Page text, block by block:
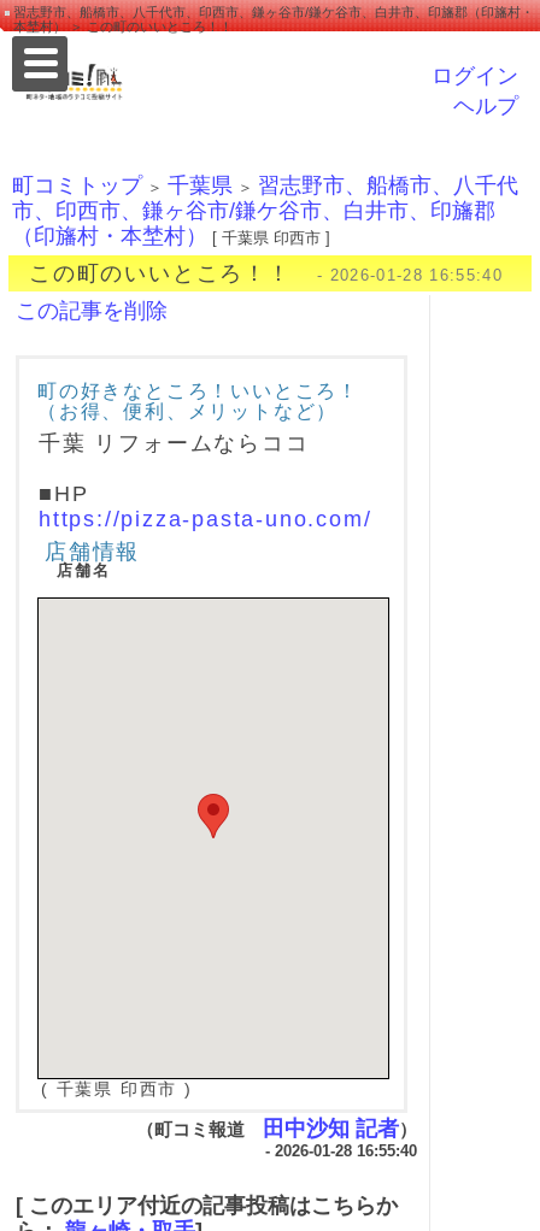
習志野市、船橋市、八千代市、印西市、鎌ヶ谷市/鎌ケ谷市、白井市、印旛郡（印旛村・
本埜村） ＞ この町のいいところ！！
ログイン
ヘルプ
町コミトップ ＞ 千葉県 ＞ 習志野市、船橋市、八千代
市、印西市、鎌ヶ谷市/鎌ケ谷市、白井市、印旛郡
（印旛村・本埜村）
[ 千葉県 印西市 ]
この町のいいところ！！ - 2026-01-28 16:55:40
この記事を削除
町の好きなところ！いいところ！
（お得、便利、メリットなど）
千葉 リフォームならココ
■HP
https://pizza-pasta-uno.com/
店舗情報
店舗名
( 千葉県 印西市 )
（町コミ報道 田中沙知 記者）
- 2026-01-28 16:55:40
[ このエリア付近の記事投稿はこちらか